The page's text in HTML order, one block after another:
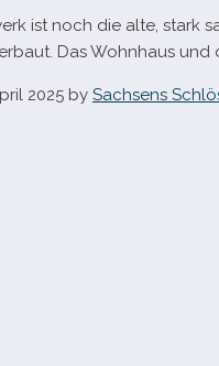
ist noch die alte, stark
Das Wohnhaus
2025 by Sachsens